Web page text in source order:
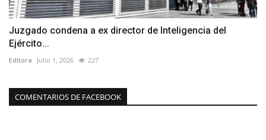
Juzgado condena a ex director de Inteligencia del
Ejército...
Editora Julio 1, 2026 227
COMENTARIOS DE FACEBOOK